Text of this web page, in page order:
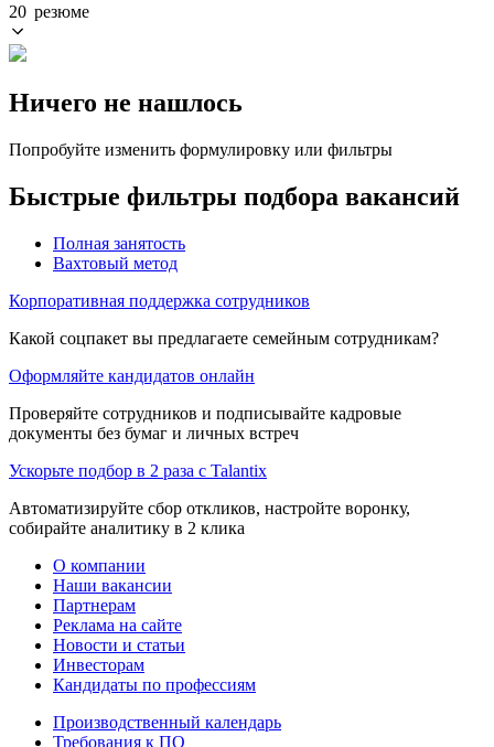
20 резюме
Ничего не нашлось
Попробуйте изменить формулировку или фильтры
Быстрые фильтры подбора вакансий
Полная занятость
Вахтовый метод
Корпоративная поддержка сотрудников
Какой соцпакет вы предлагаете семейным сотрудникам?
Оформляйте кандидатов онлайн
Проверяйте сотрудников и подписывайте кадровые
документы без бумаг и личных встреч
Ускорьте подбор в 2 раза с Talantix
Автоматизируйте сбор откликов, настройте воронку,
собирайте аналитику в 2 клика
О компании
Наши вакансии
Партнерам
Реклама на сайте
Новости и статьи
Инвесторам
Кандидаты по профессиям
Производственный календарь
Требования к ПО